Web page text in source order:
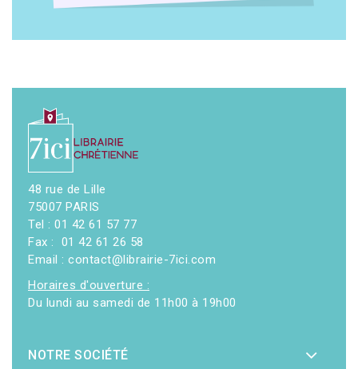
48 rue de Lille
75007 PARIS
Tel : 01 42 61 57 77
Fax : 01 42 61 26 58
Email : contact@librairie-7ici.com
Horaires d'ouverture :
Du lundi au samedi de 11h00 à 19h00
NOTRE SOCIÉTÉ